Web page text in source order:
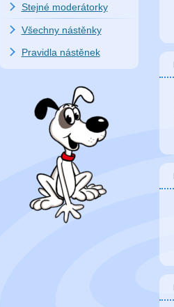
Stejné moderátorky
Všechny nástěnky
Pravidla nástěnek